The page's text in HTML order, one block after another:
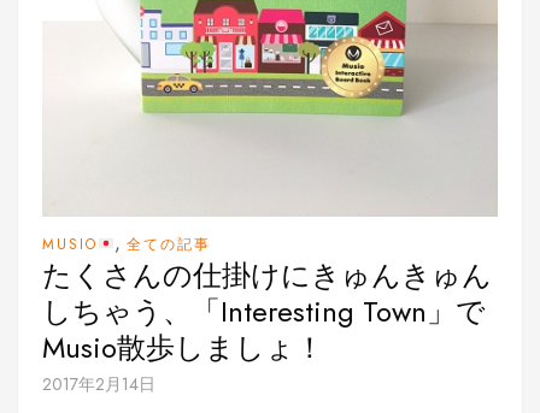
MUSIO , 全ての記事
たくさんの仕掛けにきゅんきゅん
しちゃう、「Interesting Town」で
Musio散歩しましょ！
2017年2月14日